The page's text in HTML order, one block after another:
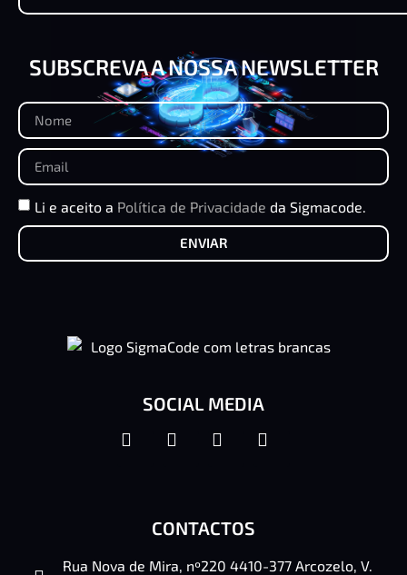
SUBSCREVA A NOSSA NEWSLETTER
Li e aceito a Política de Privacidade da Sigmacode.
ENVIAR
SOCIAL MEDIA
CONTACTOS
Rua Nova de Mira, nº220 4410-377 Arcozelo, V.